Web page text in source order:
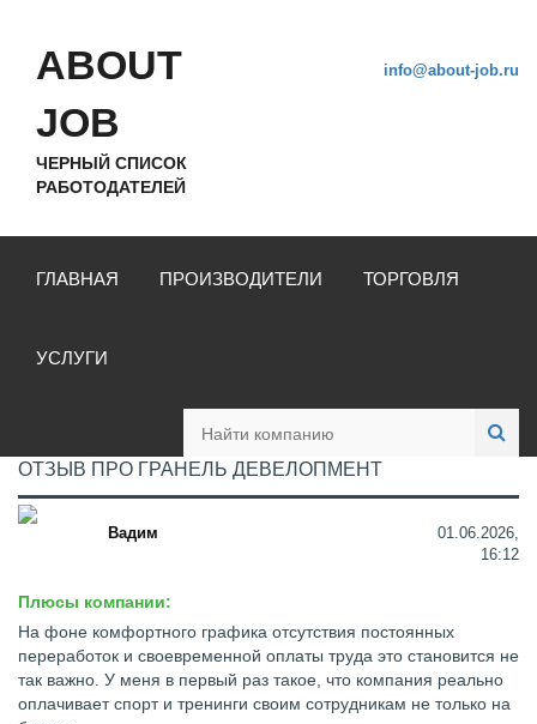
ABOUT
JOB
ЧЕРНЫЙ СПИСОК
РАБОТОДАТЕЛЕЙ
info@about-job.ru
ГЛАВНАЯ ПРОИЗВОДИТЕЛИ ТОРГОВЛЯ
УСЛУГИ
ОТЗЫВ ПРО ГРАНЕЛЬ ДЕВЕЛОПМЕНТ
Вадим
01.06.2026,
16:12
Плюсы компании:
На фоне комфортного графика отсутствия постоянных
переработок и своевременной оплаты труда это становится не
так важно. У меня в первый раз такое, что компания реально
оплачивает спорт и тренинги своим сотрудникам не только на